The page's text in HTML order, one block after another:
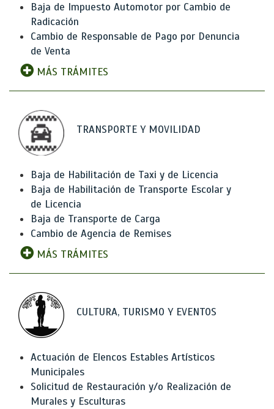
Baja de Impuesto Automotor por Cambio de
Radicación
Cambio de Responsable de Pago por Denuncia
de Venta
MÁS TRÁMITES
TRANSPORTE Y MOVILIDAD
Baja de Habilitación de Taxi y de Licencia
Baja de Habilitación de Transporte Escolar y
de Licencia
Baja de Transporte de Carga
Cambio de Agencia de Remises
MÁS TRÁMITES
CULTURA, TURISMO Y EVENTOS
Actuación de Elencos Estables Artísticos
Municipales
Solicitud de Restauración y/o Realización de
Murales y Esculturas